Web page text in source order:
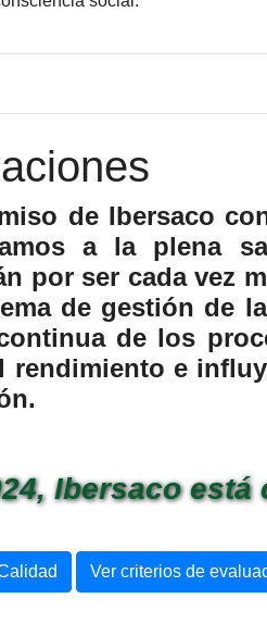
de Ibersaco
a la plena
por ser cada vez
de gestión de
de los
rendimiento e
Ibersaco
Ver criterios de